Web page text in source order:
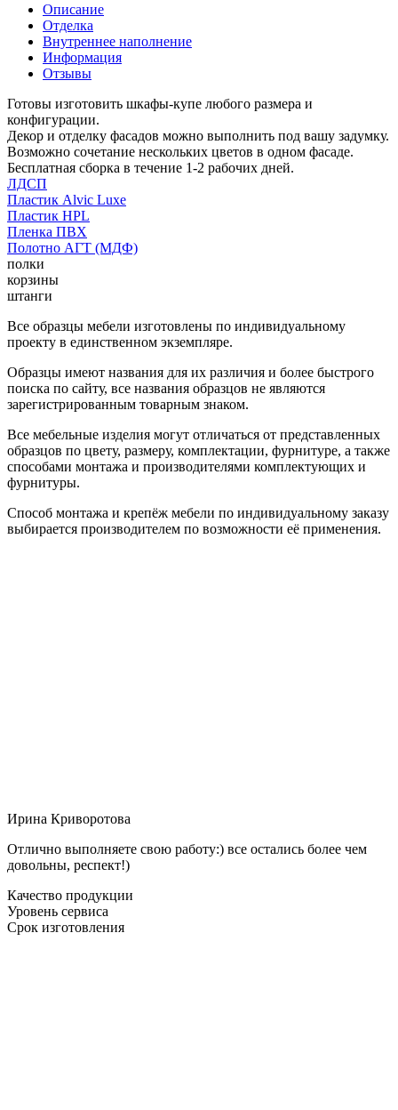
Описание
Отделка
Внутреннее наполнение
Информация
Отзывы
Готовы изготовить шкафы-купе любого размера и
конфигурации.
Декор и отделку фасадов можно выполнить под вашу задумку.
Возможно сочетание нескольких цветов в одном фасаде.
Бесплатная сборка в течение 1-2 рабочих дней.
ЛДСП
Пластик Alvic Luxe
Пластик HPL
Пленка ПВХ
Полотно АГТ (МДФ)
полки
корзины
штанги
Все образцы мебели изготовлены по индивидуальному
проекту в единственном экземпляре.
Образцы имеют названия для их различия и более быстрого
поиска по сайту, все названия образцов не являются
зарегистрированным товарным знаком.
Все мебельные изделия могут отличаться от представленных
образцов по цвету, размеру, комплектации, фурнитуре, а также
способами монтажа и производителями комплектующих и
фурнитуры.
Способ монтажа и крепёж мебели по индивидуальному заказу
выбирается производителем по возможности её применения.
Ирина Криворотова
Отлично выполняете свою работу:) все остались более чем
довольны, респект!)
Качество продукции
Уровень сервиса
Срок изготовления